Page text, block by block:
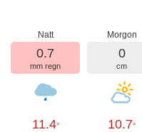
Natt
0.7
mm regn
11.4°
Morgon
0
cm
10.7°